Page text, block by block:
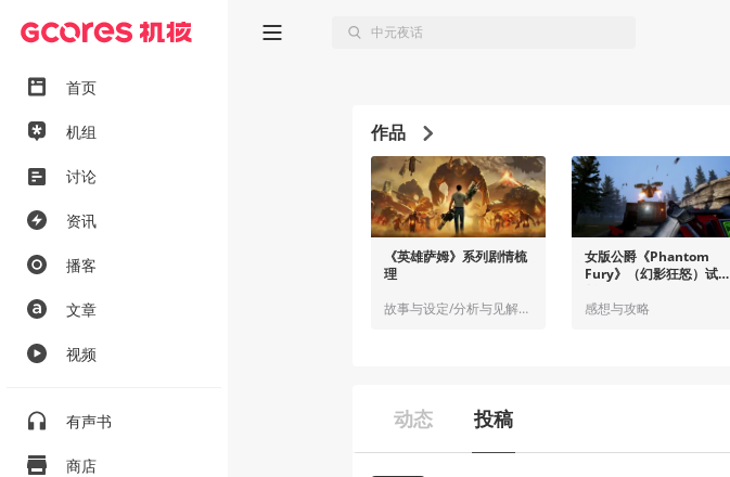
首页
机组
讨论
资讯
播客
文章
视频
有声书
商店
作品
《英雄萨姆》系列剧情梳
理
故事与设定/分析与见解/世界观
女版公爵《Phantom
Fury》（幻影狂怒）试玩
感想与攻略
动态 投稿